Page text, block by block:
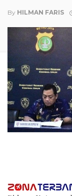
By HILMAN FARIS